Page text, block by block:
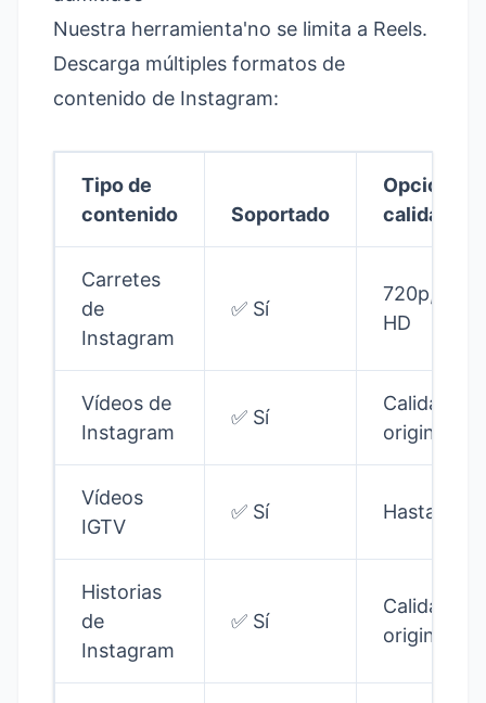
Nuestra herramienta'no se limita a Reels.
Descarga múltiples formatos de
contenido de Instagram:
Tipo de
contenido
Soportado
Opciones
calidad
Carretes
de
Instagram
✅ Sí
720p,
HD
Vídeos de
Instagram
✅ Sí
Calidad
original
Vídeos
IGTV
✅ Sí Hasta 4K
Historias
de
Instagram
✅ Sí
Calidad
original